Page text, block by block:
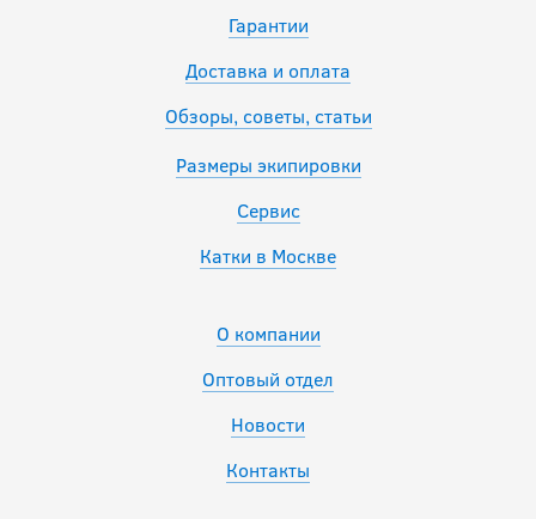
Гарантии
Доставка и оплата
Обзоры, советы, статьи
Размеры экипировки
Сервис
Катки в Москве
О компании
Оптовый отдел
Новости
Контакты